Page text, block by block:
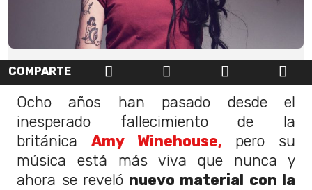
COMPARTE
Ocho años han pasado desde el
inesperado fallecimiento de la
británica Amy Winehouse,pero su
música está más viva que nunca y
ahora se reveló nuevo material con la